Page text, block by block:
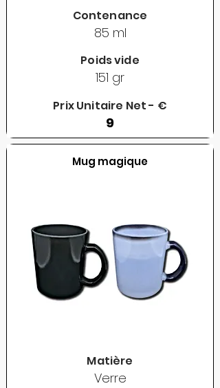
Contenance
85 ml
Poids vide
151 gr
Prix Unitaire Net - €
9
Mug magique
Matière
Verre